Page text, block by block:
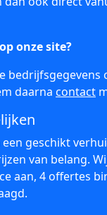
onze site?
bedrijfsgegevens
daarna contact
een geschikt
van belang.
aan, 4 offertes